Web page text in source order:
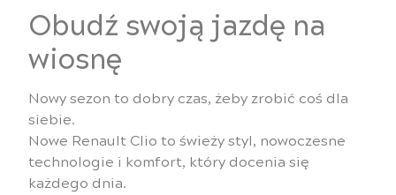
Obudź swoją jazdę na
wiosnę
Nowy sezon to dobry czas, żeby zrobić coś dla
siebie.
Nowe Renault Clio to świeży styl, nowoczesne
technologie i komfort, który docenia się
każdego dnia.